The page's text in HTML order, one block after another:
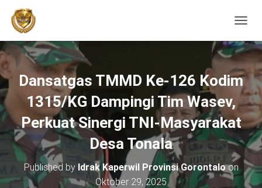
Dansatgas TMMD Ke-126 Kodim
1315/KG Dampingi Tim Wasev,
Perkuat Sinergi TNI-Masyarakat
Desa Tonala
Published by Idrak Kaperwil Provinsi Gorontaloon
Oktober 29, 2025